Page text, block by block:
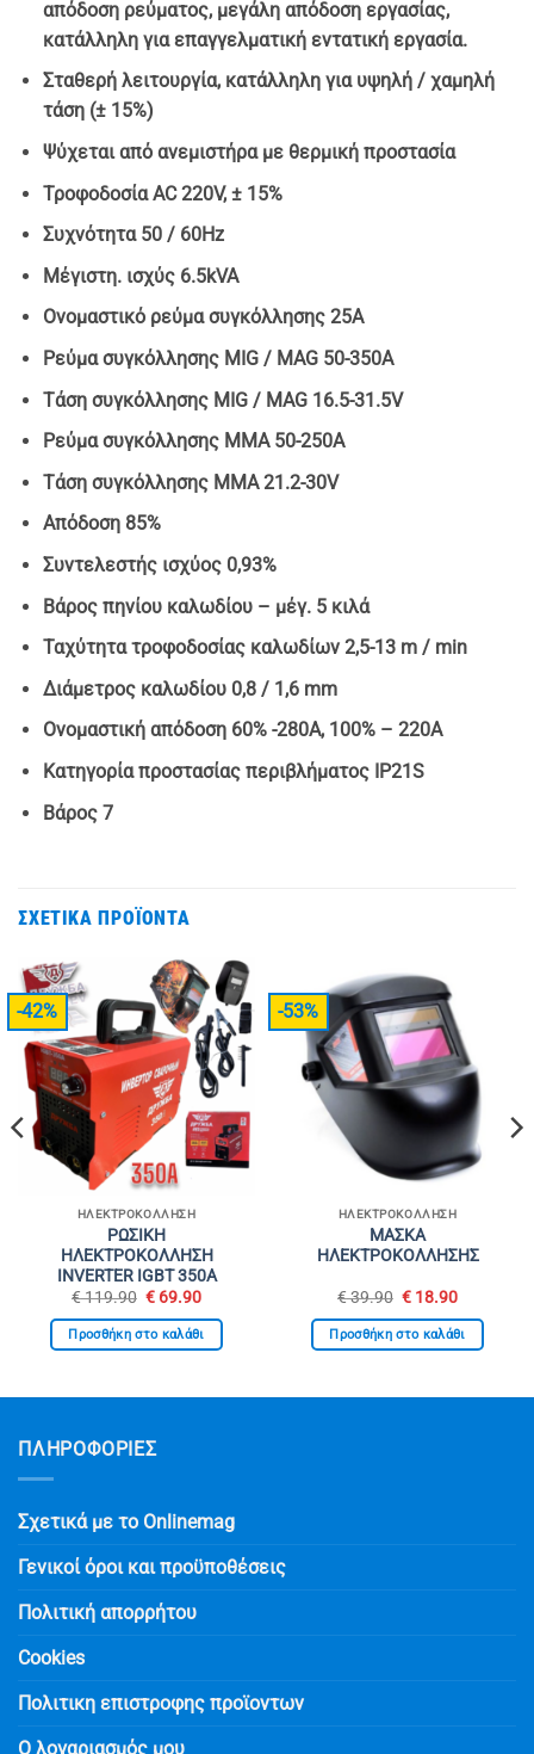
απόδοση ρεύματος, μεγάλη απόδοση εργασίας,
κατάλληλη για επαγγελματική εντατική εργασία.
Σταθερή λειτουργία, κατάλληλη για υψηλή / χαμηλή
τάση (± 15%)
Ψύχεται από ανεμιστήρα με θερμική προστασία
Τροφοδοσία AC 220V, ± 15%
Συχνότητα 50 / 60Hz
Μέγιστη. ισχύς 6.5kVA
Ονομαστικό ρεύμα συγκόλλησης 25Α
Ρεύμα συγκόλλησης MIG / MAG 50-350A
Τάση συγκόλλησης MIG / MAG 16.5-31.5V
Ρεύμα συγκόλλησης MMA 50-250A
Τάση συγκόλλησης MMA 21.2-30V
Απόδοση 85%
Συντελεστής ισχύος 0,93%
Βάρος πηνίου καλωδίου – μέγ. 5 κιλά
Ταχύτητα τροφοδοσίας καλωδίων 2,5-13 m / min
Διάμετρος καλωδίου 0,8 / 1,6 mm
Ονομαστική απόδοση 60% -280A, 100% – 220A
Κατηγορία προστασίας περιβλήματος IP21S
Βάρος 7
ΣΧΕΤΙΚΆ ΠΡΟΪΌΝΤΑ
-42%
ΗΛΕΚΤΡΟΚΌΛΛΗΣΗ
ΡΩΣΙΚΗ
ΗΛΕΚΤΡΟΚΟΛΛΗΣΗ
INVERTER IGBT 350A
€119.90 Original
was:
€ 119.90.
€ 69.90Η
τιμή
είναι:
Προσθήκη στο καλάθι
-53%
ΗΛΕΚΤΡΟΚΌΛΛΗΣΗ
ΜΑΣΚΑ
ΗΛΕΚΤΡΟΚΟΛΛΗΣΗΣ
€39.90 Original
was:
€ 39.90.
€ 18.90Η
τιμή
είναι:
Προσθήκη στο καλάθι
ΠΛΗΡΟΦΟΡΙΕΣ
Σχετικά με το Onlinemag
Γενικοί όροι και προϋποθέσεις
Πολιτική απορρήτου
Cookies
Πολιτικη επιστροφης προϊοντων
Ο λογαριασμός μου